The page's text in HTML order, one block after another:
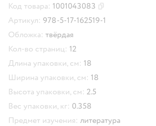
Код товара: 1001043083
Артикул: 978-5-17-162519-1
Обложка: твёрдая
Кол-во страниц: 12
Длина упаковки, см: 18
Ширина упаковки, см: 18
Высота упаковки, см: 2.5
Вес упаковки, кг: 0.358
Предмет изучения: литература